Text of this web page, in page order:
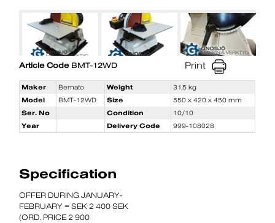
Article CodeBMT-12WD Print
Maker Bemato Weight
31,5 kg
Model
BMT-12WD Size
550 x 420 x 450 mm
Ser. No
Condition
10/10
Year
Delivery Code 999-108028
Specification
OFFER DURING JANUARY-
FEBRUARY = SEK 2 400 SEK
(ORD. PRICE 2 900